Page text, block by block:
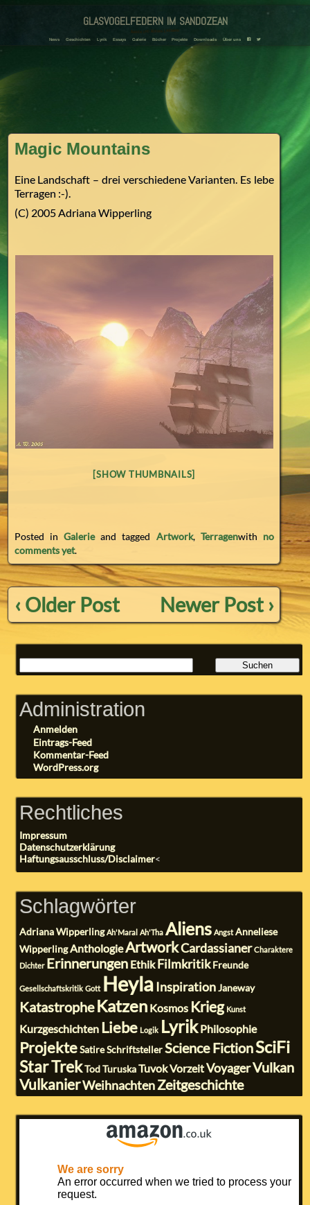
glasvogelfedern im sandozean
Amanda und Adriana Landmann
News Geschichten Lyrik Essays Galerie Bücher Projekte Downloads Über uns F T
Magic Mountains
Eine Landschaft – drei verschiedene Varianten. Es lebe
Terragen :-).
(C) 2005 Adriana Wipperling
[SHOW THUMBNAILS]
Posted in Galerieand tagged Artwork, Terragenwith no
comments yet.
‹ Older Post Newer Post ›
Administration
Anmelden
Eintrags-Feed
Kommentar-Feed
WordPress.org
Rechtliches
Impressum
Datenschutzerklärung
Haftungsausschluss/Disclaimer<
Schlagwörter
Adriana Wipperling Ah'Maral Ah'Tha Aliens Angst Anneliese
WipperlingAnthologieArtworkCardassianer Charaktere
Dichter Erinnerungen EthikFilmkritik Freunde
Gesellschaftskritik Gott HeylaInspiration Janeway
Katastrophe Katzen Kosmos Krieg Kunst
Kurzgeschichten Liebe Logik LyrikPhilosophie
Projekte SatireSchriftsteller Science FictionSciFi
Star TrekTod Turuska TuvokVorzeitVoyagerVulkan
VulkanierWeihnachtenZeitgeschichte